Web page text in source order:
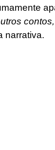
contos,
narrativa.